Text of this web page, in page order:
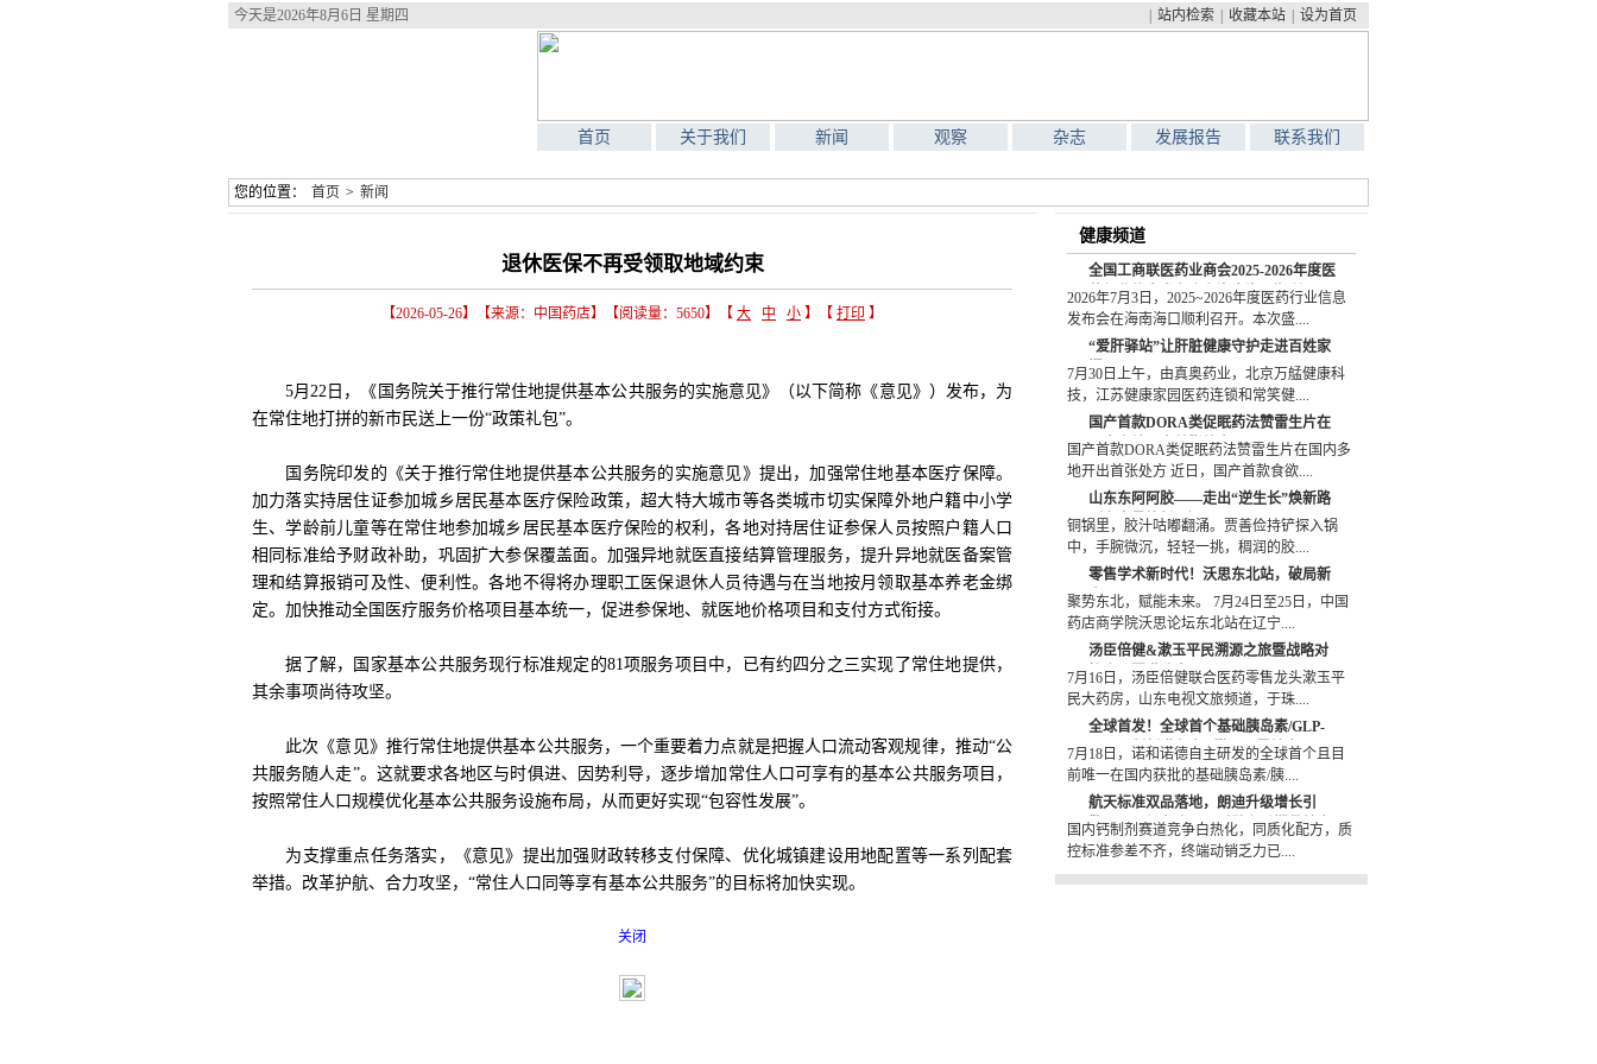
站内检索 收藏本站 设为首页
今天是2026年8月6日 星期四
首页 关于我们 新闻 观察 杂志 发展报告 联系我们
您的位置： 首页 > 新闻
退休医保不再受领取地域约束
【2026-05-26】【来源：中国药店】【阅读量：5650】【 大 中 小 】【 打印 】
5月22日，《国务院关于推行常住地提供基本公共服务的实施意见》（以下简称《意见》）发布，为
在常住地打拼的新市民送上一份“政策礼包”。
国务院印发的《关于推行常住地提供基本公共服务的实施意见》提出，加强常住地基本医疗保障。
加力落实持居住证参加城乡居民基本医疗保险政策，超大特大城市等各类城市切实保障外地户籍中小学
生、学龄前儿童等在常住地参加城乡居民基本医疗保险的权利，各地对持居住证参保人员按照户籍人口
相同标准给予财政补助，巩固扩大参保覆盖面。加强异地就医直接结算管理服务，提升异地就医备案管
理和结算报销可及性、便利性。各地不得将办理职工医保退休人员待遇与在当地按月领取基本养老金绑
定。加快推动全国医疗服务价格项目基本统一，促进参保地、就医地价格项目和支付方式衔接。
据了解，国家基本公共服务现行标准规定的81项服务项目中，已有约四分之三实现了常住地提供，
其余事项尚待攻坚。
此次《意见》推行常住地提供基本公共服务，一个重要着力点就是把握人口流动客观规律，推动“公
共服务随人走”。这就要求各地区与时俱进、因势利导，逐步增加常住人口可享有的基本公共服务项目，
按照常住人口规模优化基本公共服务设施布局，从而更好实现“包容性发展”。
为支撑重点任务落实，《意见》提出加强财政转移支付保障、优化城镇建设用地配置等一系列配套
举措。改革护航、合力攻坚，“常住人口同等享有基本公共服务”的目标将加快实现。
关闭
健康频道
全国工商联医药业商会2025-2026年度医
药行业信息发布会在海南海口顺利召开
2026年7月3日，2025~2026年度医药行业信息
发布会在海南海口顺利召开。本次盛....
“爱肝驿站”让肝脏健康守护走进百姓家
门口
7月30日上午，由真奥药业，北京万艋健康科
技，江苏健康家园医药连锁和常笑健....
国产首款DORA类促眠药法赞雷生片在
国内多地开出首张处方
国产首款DORA类促眠药法赞雷生片在国内多
地开出首张处方 近日，国产首款食欲....
山东东阿阿胶——走出“逆生长”焕新路
（老字号焕新记）
铜锅里，胶汁咕嘟翻涌。贾善俭持铲探入锅
中，手腕微沉，轻轻一挑，稠润的胶....
零售学术新时代！沃思东北站，破局新
生
聚势东北，赋能未来。 7月24日至25日，中国
药店商学院沃思论坛东北站在辽宁....
汤臣倍健&漱玉平民溯源之旅暨战略对
接会议圆满收官
7月16日，汤臣倍健联合医药零售龙头漱玉平
民大药房，山东电视文旅频道，于珠....
全球首发！全球首个基础胰岛素/GLP-
1RA周制剂诺和杰®登录阿里健康
7月18日，诺和诺德自主研发的全球首个且目
前唯一在国内获批的基础胰岛素/胰....
航天标准双品落地，朗迪升级增长引
擎：国民钙龙头以品质壁垒重塑骨健康
OTC 赛道新格局
国内钙制剂赛道竞争白热化，同质化配方，质
控标准参差不齐，终端动销乏力已....